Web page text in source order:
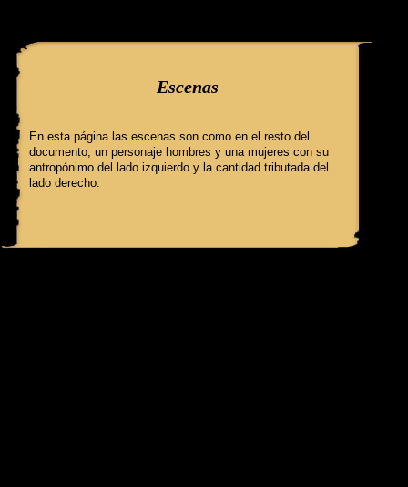
Escenas
En esta página las escenas son como en el resto del
documento, un personaje hombres y una mujeres con su
antropónimo del lado izquierdo y la cantidad tributada del
lado derecho.